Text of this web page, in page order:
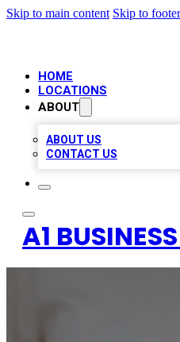
Skip to main content Skip to footer
HOME
LOCATIONS
ABOUT
ABOUT US
CONTACT US
A1